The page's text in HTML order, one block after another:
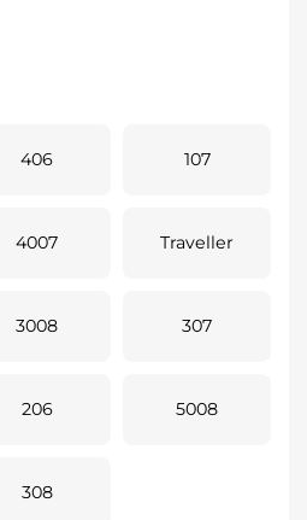
406 107
4007 Traveller
3008 307
206 5008
308